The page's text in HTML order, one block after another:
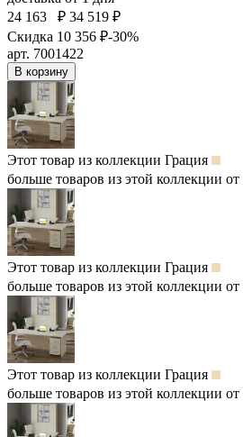
24 163
₽ 34 519 ₽
Скидка 10 356 ₽-30%
арт. 7001422
В корзину
Этот товар из коллекции Грация
больше товаров из этой коллекции
Этот товар из коллекции Грация
больше товаров из этой коллекции
Этот товар из коллекции Грация
больше товаров из этой коллекции